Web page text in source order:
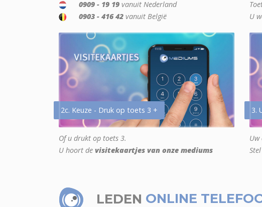
0909 - 19 19 vanuit Nederland
0903 - 416 42 vanuit België
U
2c. Keuze - Druk op toets 3 +
Of u drukt op toets 3.
U hoort de visitekaartjes van onze mediums
3.
LEDEN ONLINE